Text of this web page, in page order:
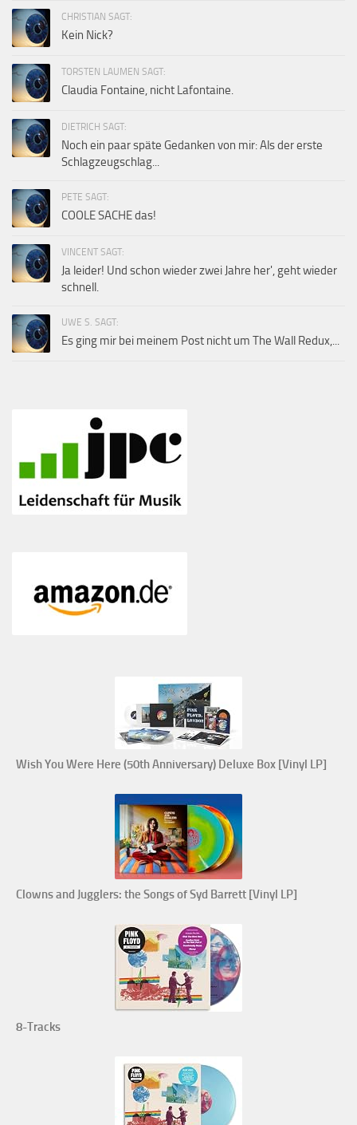
CHRISTIAN SAGT:
Kein Nick?
TORSTEN LAUMEN SAGT:
Claudia Fontaine, nicht Lafontaine.
DIETRICH SAGT:
Noch ein paar späte Gedanken von mir: Als der erste
Schlagzeugschlag...
PETE SAGT:
COOLE SACHE das!
VINCENT SAGT:
Ja leider! Und schon wieder zwei Jahre her', geht wieder
schnell.
UWE S. SAGT:
Es ging mir bei meinem Post nicht um The Wall Redux,...
Wish You Were Here (50th Anniversary) Deluxe Box [Vinyl LP]
Clowns and Jugglers: the Songs of Syd Barrett [Vinyl LP]
8-Tracks